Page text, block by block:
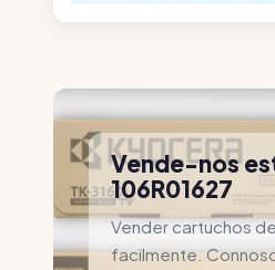
Vende-nos
106R01627
Vender cartuchos
facilmente.